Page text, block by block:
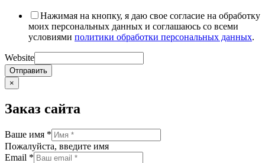
Нажимая на кнопку, я даю свое согласие на обработку
моих персональных данных и соглашаюсь со всеми
условиями политики обработки персональных данных.
Website
Отправить
×
Заказ сайта
Ваше имя *
Пожалуйста, введите имя
Email *